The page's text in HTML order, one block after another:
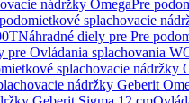
nádržky OmegaPre
splachovacie
Náhradné diely pre Pre
pre Ovládania splachovania
splachovacie nádržky
nádržky Geberit